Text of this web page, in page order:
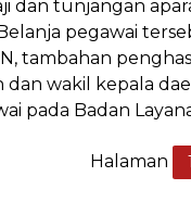
dan tunjangan
pegawai
tambahan
dan wakil kepala
pada Badan
Halaman 1